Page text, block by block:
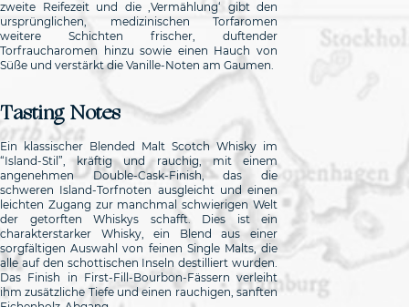
zweite Reifezeit und die ‚Vermählung‘ gibt den
ursprünglichen, medizinischen Torfaromen
weitere Schichten frischer, duftender
Torfraucharomen hinzu sowie einen Hauch von
Süße und verstärkt die Vanille-Noten am Gaumen.
Tasting Notes
Ein klassischer Blended Malt Scotch Whisky im
“Island-Stil”, kräftig und rauchig, mit einem
angenehmen Double-Cask-Finish, das die
schweren Island-Torfnoten ausgleicht und einen
leichten Zugang zur manchmal schwierigen Welt
der getorften Whiskys schafft. Dies ist ein
charakterstarker Whisky, ein Blend aus einer
sorgfältigen Auswahl von feinen Single Malts, die
alle auf den schottischen Inseln destilliert wurden.
Das Finish in First-Fill-Bourbon-Fässern verleiht
ihm zusätzliche Tiefe und einen rauchigen, sanften